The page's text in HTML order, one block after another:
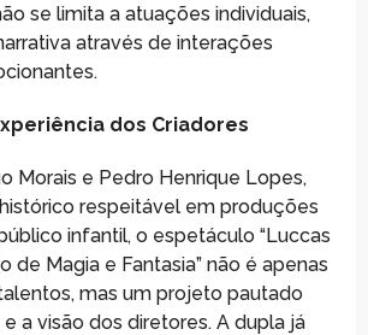
se limita a atuações individuais,
através de interações
dos Criadores
Morais e Pedro Henrique Lopes,
respeitável em produções
infantil, o espetáculo “Luccas
de Magia e Fantasia” não é apenas
mas um projeto pautado
a visão dos diretores. A dupla já